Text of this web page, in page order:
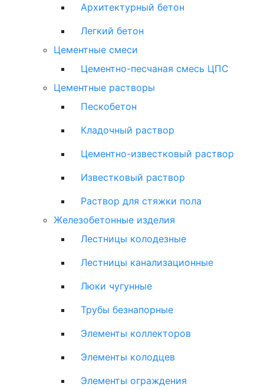
Архитектурный бетон
Легкий бетон
Цементные смеси
Цементно-песчаная смесь ЦПС
Цементные растворы
Пескобетон
Кладочный раствор
Цементно-известковый раствор
Известковый раствор
Раствор для стяжки пола
Железобетонные изделия
Лестницы колодезные
Лестницы канализационные
Люки чугунные
Трубы безнапорные
Элементы коллекторов
Элементы колодцев
Элементы ограждения